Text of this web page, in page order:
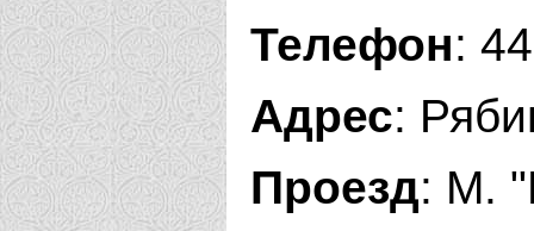
Телефон:
Адрес:
Проезд: М.